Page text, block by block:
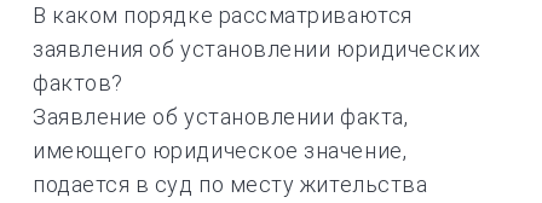
В каком порядке рассматриваются
заявления об установлении юридических
фактов?
Заявление об установлении факта,
имеющего юридическое значение,
подается в суд по месту жительства